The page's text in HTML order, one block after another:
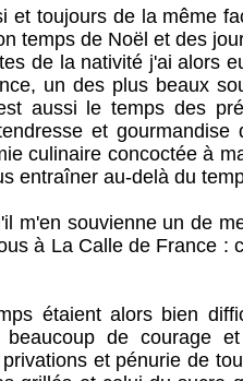
de la même
temps de Noël et des
la nativité j'ai alors eu
un des plus beaux
aussi le temps des
et
culinaire concoctée à
entraîner au-delà du
souvienne un de
à La Calle de France :
alors bien
beaucoup de courage
et pénurie de